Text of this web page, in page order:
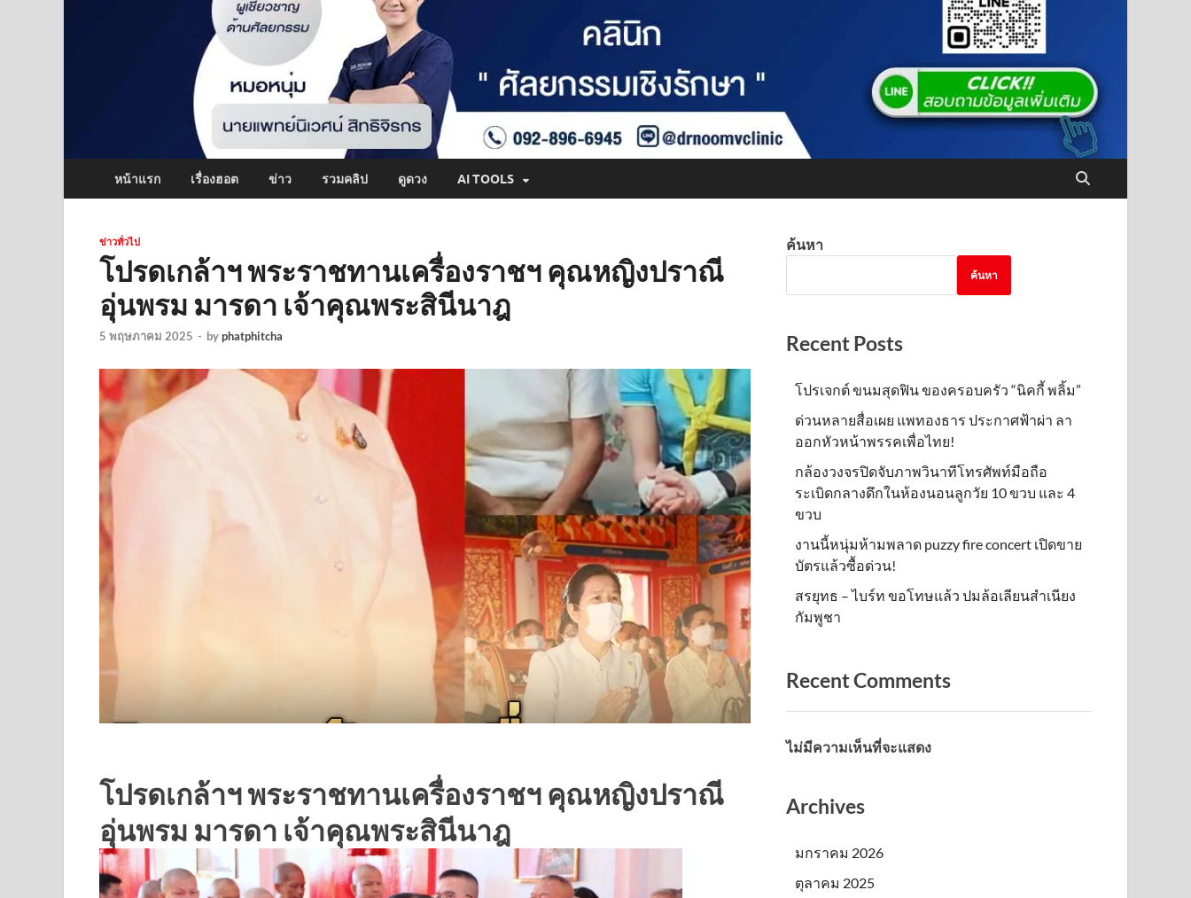
หน้าแรก เรื่องฮอต ข่าว รวมคลิป ดูดวง AI TOOLS
ข่าวทั่วไป
โปรดเกล้าฯ พระราชทานเครื่องราชฯ คุณหญิงปราณี
อุ่นพรม มารดา เจ้าคุณพระสินีนาฎ
5 พฤษภาคม 2025 - byphatphitcha
โปรดเกล้าฯ พระราชทานเครื่องราชฯ คุณหญิงปราณี
อุ่นพรม มารดา เจ้าคุณพระสินีนาฎ
ค้นหา
ค้นหา
Recent Posts
โปรเจกต์ ขนมสุดฟิน ของครอบครัว “นิคกี้ พลิ้ม”
ด่วนหลายสื่อเผย แพทองธาร ประกาศฟ้าผ่า ลา
ออกหัวหน้าพรรคเพื่อไทย!
กล้องวงจรปิดจับภาพวินาทีโทรศัพท์มือถือ
ระเบิดกลางดึกในห้องนอนลูกวัย 10 ขวบ และ 4
ขวบ
งานนี้หนุ่มห้ามพลาด puzzy fire concert เปิดขาย
บัตรแล้วซื้อด่วน!
สรยุทธ – ไบร์ท ขอโทษแล้ว ปมล้อเลียนสำเนียง
กัมพูชา
Recent Comments
ไม่มีความเห็นที่จะแสดง
Archives
มกราคม 2026
ตุลาคม 2025